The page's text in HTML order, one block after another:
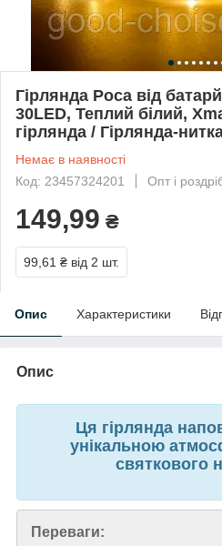
Гірлянда Роса від
30LED, Теплий білий,
гірлянда / Гірлянда-
Немає в наявності
Код: 23457324201
Опт і
149,99 ₴
99,61 ₴ від 2 шт.
Опис Характеристики
Опис
Ця гірлянда
унікальною
святкового
Переваги: